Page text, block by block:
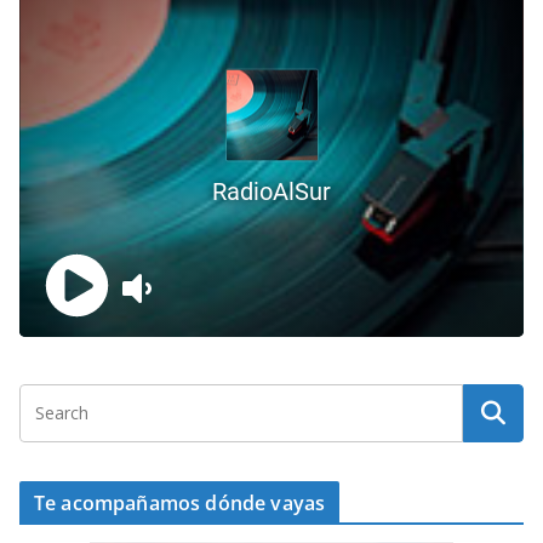
Te acompañamos dónde vayas